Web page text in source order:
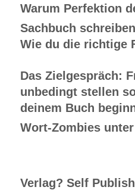
Warum Perfektion
Sachbuch
Wie du die richtige
Das Zielgespräch:
unbedingt stellen
deinem Buch
Wort-Zombies
Verlag? Self